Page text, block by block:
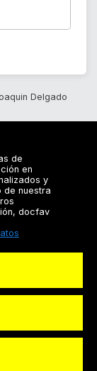
Delgado
de
en
y
de nuestra
docfav